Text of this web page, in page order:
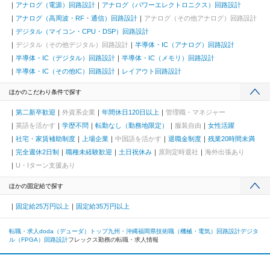
アナログ（電源）回路設計
アナログ（パワーエレクトロニクス）回路設計
アナログ（高周波・RF・通信）回路設計
アナログ（その他アナログ）回路設計
デジタル（マイコン・CPU・DSP）回路設計
デジタル（その他デジタル）回路設計
半導体・IC（アナログ）回路設計
半導体・IC（デジタル）回路設計
半導体・IC（メモリ）回路設計
半導体・IC（その他IC）回路設計
レイアウト回路設計
ほかのこだわり条件で探す
第二新卒歓迎 外資系企業 年間休日120日以上
管理職・マネジャー
英語を活かす
学歴不問 転勤なし（勤務地限定） 服装自由
女性活躍
社宅・家賃補助制度
上場企業 中国語を活かす 退職金制度
残業20時間未満
完全週休2日制
職種未経験歓迎 土日祝休み 原則定時退社
海外出張あり
U・Iターン支援あり
ほかの固定給で探す
固定給25万円以上 固定給35万円以上
転職・求人doda（デューダ）トップ九州・沖縄福岡県技術職（機械・電気） 回路設計デジタ
ル（FPGA）回路設計フレックス勤務の転職・求人情報